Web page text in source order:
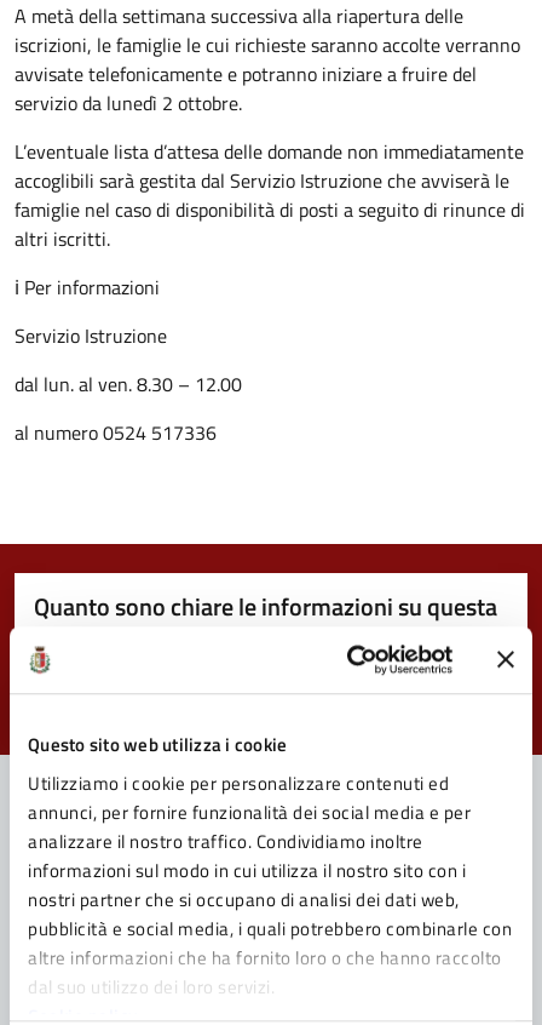
Questo sito web utilizza i cookie
Utilizziamo i cookie per personalizzare contenuti ed
annunci, per fornire funzionalità dei social media e per
analizzare il nostro traffico. Condividiamo inoltre
informazioni sul modo in cui utilizza il nostro sito con i
nostri partner che si occupano di analisi dei dati web,
pubblicità e social media, i quali potrebbero combinarle con
altre informazioni che ha fornito loro o che hanno raccolto
dal suo utilizzo dei loro servizi.
A metà della settimana successiva alla riapertura delle
iscrizioni, le famiglie le cui richieste saranno accolte verranno
avvisate telefonicamente e potranno iniziare a fruire del
servizio da lunedì 2 ottobre.
L’eventuale lista d’attesa delle domande non immediatamente
accoglibili sarà gestita dal Servizio Istruzione che avviserà le
famiglie nel caso di disponibilità di posti a seguito di rinunce di
altri iscritti.
ℹ Per informazioni
Servizio Istruzione
dal lun. al ven. 8.30 – 12.00
al numero 0524 517336
Quanto sono chiare le informazioni su questa
Contatta il Comune
Leggi le domande frequenti
Richiedi assistenza